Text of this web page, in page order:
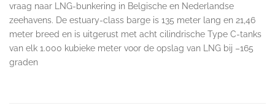
vraag naar LNG-bunkering in Belgische en Nederlandse
zeehavens. De estuary-class barge is 135 meter lang en 21,46
meter breed en is uitgerust met acht cilindrische Type C-tanks
van elk 1.000 kubieke meter voor de opslag van LNG bij –165
graden